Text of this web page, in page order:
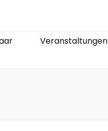
Veranstaltungen